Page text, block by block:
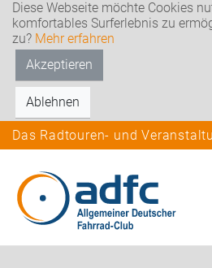
Diese Webseite möchte Cookies
komfortables Surferlebnis zu
zu? Mehr erfahren
Akzeptieren
Ablehnen
Das Radtouren- und